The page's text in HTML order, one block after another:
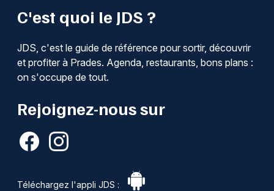
C'est quoi le JDS ?
JDS, c'est le guide de référence pour sortir, découvrir
et profiter à Prades. Agenda, restaurants, bons plans :
on s'occupe de tout.
Rejoignez-nous sur
Téléchargez l'appli JDS :